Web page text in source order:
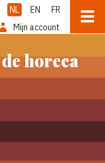
NL EN
FR
Mijn account
horeca